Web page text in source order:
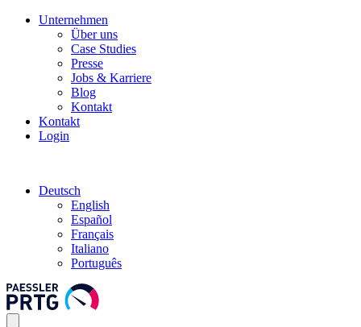
Unternehmen
Über uns
Case Studies
Presse
Jobs & Karriere
Blog
Kontakt
Kontakt
Login
Deutsch
English
Español
Français
Italiano
Português